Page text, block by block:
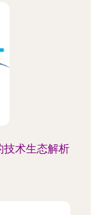
技术生态解析